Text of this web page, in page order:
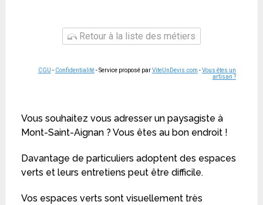
Retour à la liste des métiers
CGU - Confidentialité- Service proposé parViteUnDevis.com -Vous êtes un
artisan ?
Vous souhaitez vous adresser un paysagiste à
Mont-Saint-Aignan ? Vous êtes au bon endroit !
Davantage de particuliers adoptent des espaces
verts et leurs entretiens peut être difficile.
Vos espaces verts sont visuellement très